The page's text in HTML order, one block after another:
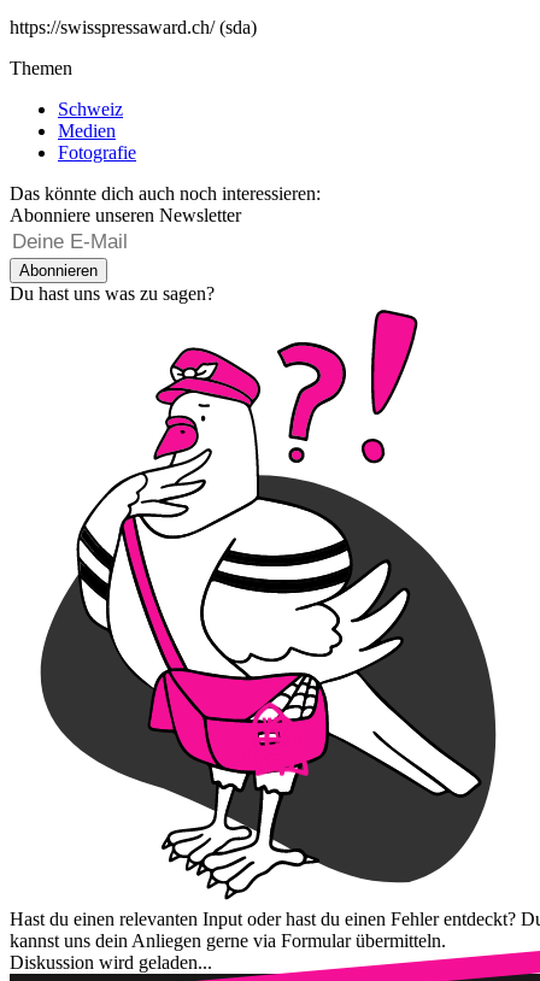
https://swisspressaward.ch/ (sda)
Themen
Schweiz
Medien
Fotografie
Das könnte dich auch noch interessieren:
Abonniere unseren Newsletter
Abonnieren
Du hast uns was zu sagen?
Hast du einen relevanten Input oder hast du einen Fehler entdeckt?
kannst uns dein Anliegen gerne via Formular übermitteln.
Diskussion wird geladen...